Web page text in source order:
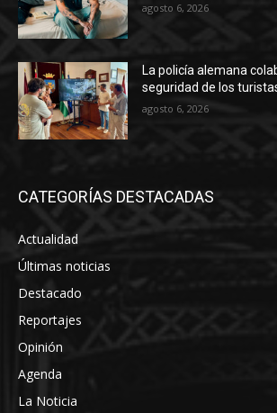
agosto 6, 2026
La policía alemana
seguridad de los
agosto 6, 2026
CATEGORÍAS DESTACADAS
Actualidad
Últimas noticias
Destacado
Reportajes
Opinión
Agenda
La Noticia